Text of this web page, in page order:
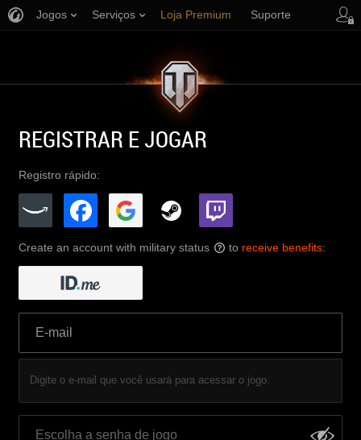
Jogos Serviços Loja Premium Suporte
REGISTRAR E JOGAR
Registro rápido:
Create an account with military status ? to receive benefits:
Digite o e-mail que você usará para acessar o jogo.